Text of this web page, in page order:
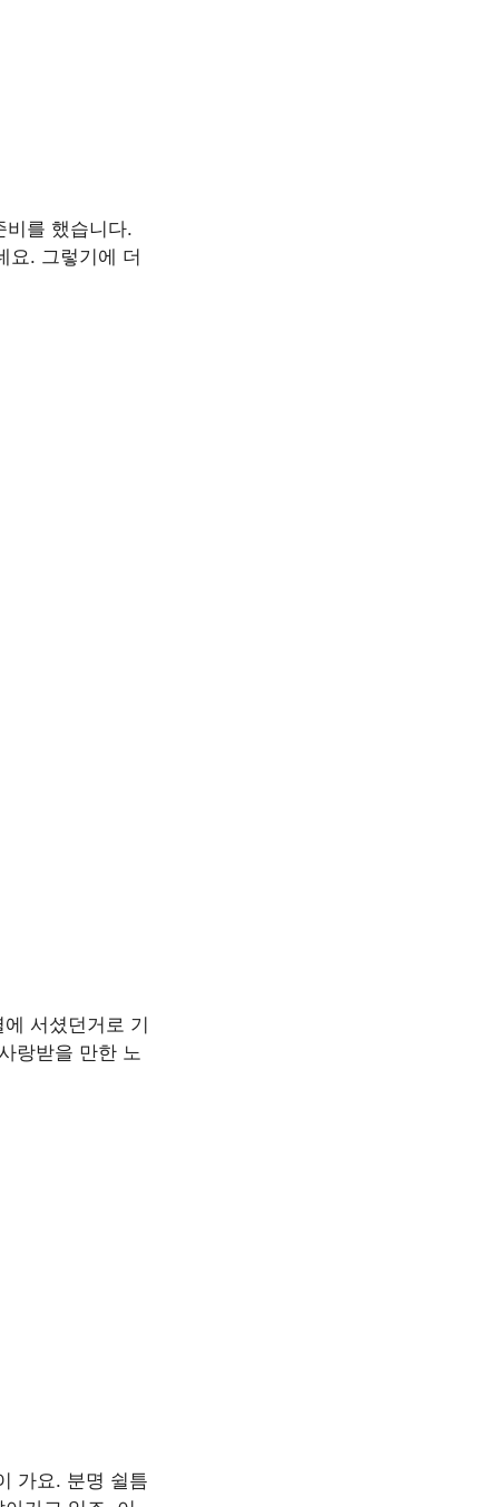
비를 했습니다.
요. 그렇기에 더
서셨던거로 기
랑받을 만한 노
가요. 분명 쉴틈